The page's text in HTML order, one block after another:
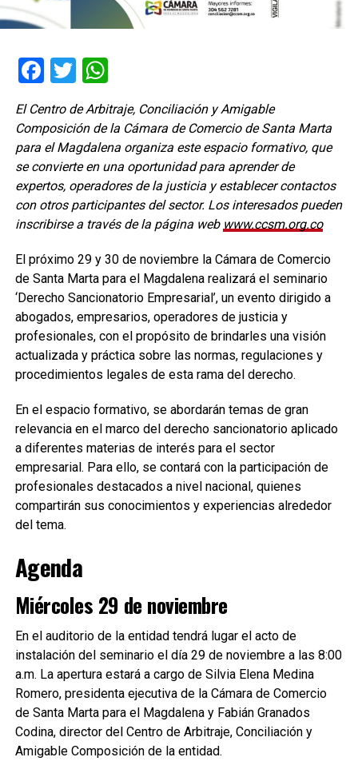
Facebook
TwitterWhatsApp
El Centro de Arbitraje, Conciliación y Amigable
Composición de la Cámara de Comercio de Santa Marta
para el Magdalena organiza este espacio formativo, que
se convierte en una oportunidad para aprender de
expertos, operadores de la justicia y establecer contactos
con otros participantes del sector. Los interesados pueden
inscribirse a través de la página web www.ccsm.org.co
El próximo 29 y 30 de noviembre la Cámara de Comercio
de Santa Marta para el Magdalena realizará el seminario
‘Derecho Sancionatorio Empresarial’, un evento dirigido a
abogados, empresarios, operadores de justicia y
profesionales, con el propósito de brindarles una visión
actualizada y práctica sobre las normas, regulaciones y
procedimientos legales de esta rama del derecho.
En el espacio formativo, se abordarán temas de gran
relevancia en el marco del derecho sancionatorio aplicado
a diferentes materias de interés para el sector
empresarial. Para ello, se contará con la participación de
profesionales destacados a nivel nacional, quienes
compartirán sus conocimientos y experiencias alrededor
del tema.
Agenda
Miércoles 29 de noviembre
En el auditorio de la entidad tendrá lugar el acto de
instalación del seminario el día 29 de noviembre a las 8:00
a.m. La apertura estará a cargo de Silvia Elena Medina
Romero, presidenta ejecutiva de la Cámara de Comercio
de Santa Marta para el Magdalena y Fabián Granados
Codina, director del Centro de Arbitraje, Conciliación y
Amigable Composición de la entidad.